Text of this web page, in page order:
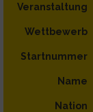
Veranstaltung
Wettbewerb
Startnummer
Name
Nation